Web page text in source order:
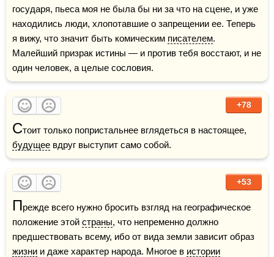
государя, пьеса моя не была бы ни за что на сцене, и уже
находились люди, хлопотавшие о запрещении ее. Теперь
я вижу, что значит быть комическим писателем.
Малейший призрак истины — и против тебя восстают, и не
один человек, а целые сословия.
+78
С
будущее вдруг выступит само собой.
+53
Прежде всего нужно бросить взгляд на географическое
положение этой страны, что непременно должно
жизни и даже характер народа. Многое в истории